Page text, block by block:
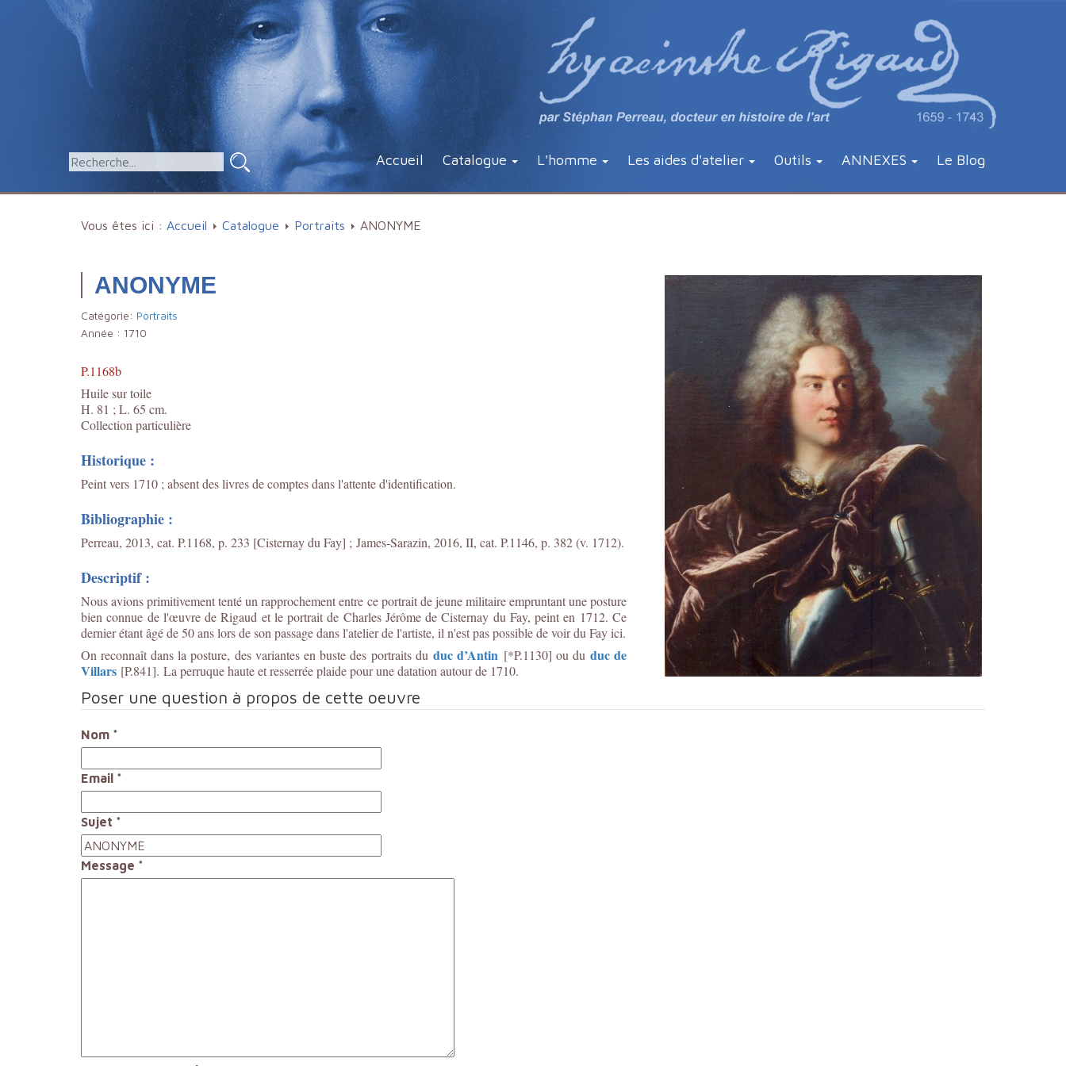
Accueil Catalogue L'homme Les aides d'atelier Outils ANNEXES Le Blog
Vous êtes ici : Accueil Catalogue Portraits ANONYME
ANONYME
Catégorie: Portraits
Année : 1710
P.1168b
Huile sur toile
H. 81 ; L. 65 cm.
Collection particulière
Historique :
Peint vers 1710 ; absent des livres de comptes dans l'attente d'identification.
Bibliographie :
Perreau, 2013, cat. P.1168, p. 233 [Cisternay du Fay] ; James-Sarazin, 2016, II, cat. P.1146, p. 382 (v. 1712).
Descriptif :
Nous avions primitivement tenté un rapprochement entre ce portrait de jeune militaire empruntant une posture
bien connue de l'œuvre de Rigaud et le portrait de Charles Jérôme de Cisternay du Fay, peint en 1712. Ce
dernier étant âgé de 50 ans lors de son passage dans l'atelier de l'artiste, il n'est pas possible de voir du Fay ici.
On reconnaît dans la posture, des variantes en buste des portraits duduc d’Antin [*P.1130] ou du duc de
Villars [P.841]. La perruque haute et resserrée plaide pour une datation autour de 1710.
Poser une question à propos de cette oeuvre
Nom *
Email *
Sujet *
Message *